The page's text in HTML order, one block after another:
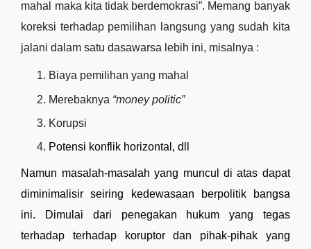
mahal maka kita tidak berdemokrasi”. Memang banyak
koreksi terhadap pemilihan langsung yang sudah kita
jalani dalam satu dasawarsa lebih ini, misalnya :
Biaya pemilihan yang mahal
Merebaknya “money politic”
Korupsi
Potensi konflik horizontal, dll
Namun masalah-masalah yang muncul di atas dapat
diminimalisir seiring kedewasaan berpolitik bangsa
ini. Dimulai dari penegakan hukum yang tegas
terhadap terhadap koruptor dan pihak-pihak yang